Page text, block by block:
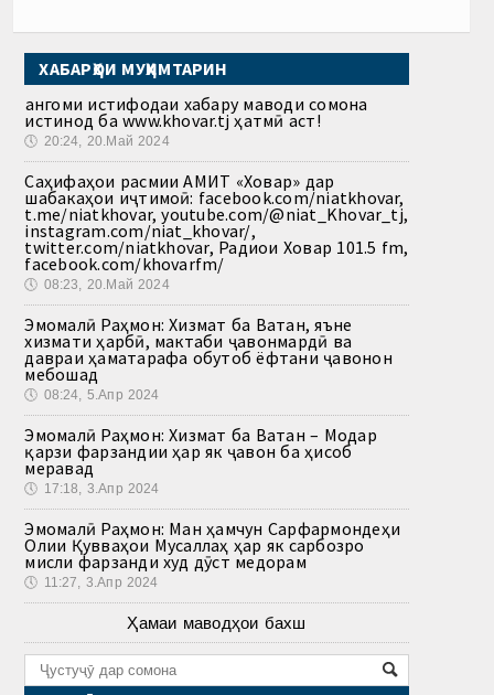
ХАБАРҲОИ МУҲИМТАРИН
Ҳангоми истифодаи хабару маводи сомона
истинод ба www.khovar.tj ҳатмӣ аст!
🕔 20:24, 20.Май 2024
Саҳифаҳои расмии АМИТ «Ховар» дар
шабакаҳои иҷтимоӣ: facebook.com/niatkhovar,
t.me/niatkhovar, youtube.com/@niat_Khovar_tj,
instagram.com/niat_khovar/,
twitter.com/niatkhovar, Радиои Ховар 101.5 fm,
facebook.com/khovarfm/
🕔 08:23, 20.Май 2024
Эмомалӣ Раҳмон: Хизмат ба Ватан, яъне
хизмати ҳарбӣ, мактаби ҷавонмардӣ ва
давраи ҳаматарафа обутоб ёфтани ҷавонон
мебошад
🕔 08:24, 5.Апр 2024
Эмомалӣ Раҳмон: Хизмат ба Ватан – Модар
қарзи фарзандии ҳар як ҷавон ба ҳисоб
меравад
🕔 17:18, 3.Апр 2024
Эмомалӣ Раҳмон: Ман ҳамчун Сарфармондеҳи
Олии Қувваҳои Мусаллаҳ ҳар як сарбозро
мисли фарзанди худ дӯст медорам
🕔 11:27, 3.Апр 2024
Ҳамаи маводҳои бахш